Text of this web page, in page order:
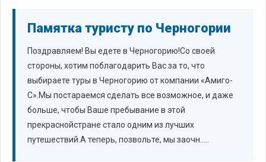
Памятка туристу по Черногории
Поздравляем! Вы едете в Черногорию!Со своей
стороны, хотим поблагодарить Вас за то, что
выбираете туры в Черногорию от компании «Амиго-
С».Мы постараемся сделать все возможное, и даже
больше, чтобы Ваше пребывание в этой
прекраснойстране стало одним из лучших
путешествий.А теперь, позвольте, мы заочн.....